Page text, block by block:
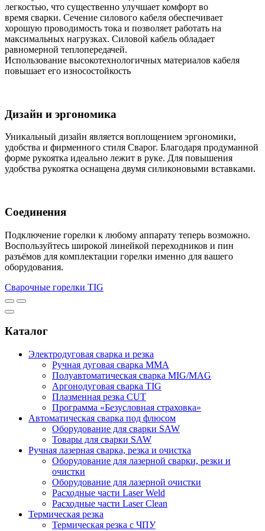
легкостью, что существенно улучшает комфорт во
время сварки. Сечение силового кабеля обеспечивает
хорошую проводимость тока и позволяет работать на
максимальных нагрузках. Силовой кабель обладает
равномерной теплопередачей.
Использование высокотехнологичных материалов кабеля
повышает его износостойкость
Дизайн и эргономика
Уникальный дизайн является воплощением эргономики,
удобства и фирменного стиля Сварог. Благодаря продуманной
форме рукоятка идеально лежит в руке. Для повышения
удобства рукоятка оснащена двумя силиконовыми вставками.
Соединения
Подключение горелки к любому аппарату теперь возможно.
Воспользуйтесь широкой линейкой переходников и пин
разъёмов для комплектации горелки именно для вашего
оборудования.
Сварочные горелки TIG
Каталог
Электродуговая сварка и резка
Ручная дуговая сварка MMA
Полуавтоматическая сварка MIG/MAG
Аргонодуговая сварка TIG
Плазменная резка CUT
Программа «Безусловная страховка»
Автоматическая сварка под флюсом
Оборудование для сварки SAW
Товары для сварки SAW
Ручная лазерная сварка, резка и очистка
Оборудование для лазерной сварки, резки и
очистки
Оборудование для лазерной очистки
Расходные части Laser Weld
Расходные части Laser Clean
Термическая резка
Термическая резка с ЧПУ